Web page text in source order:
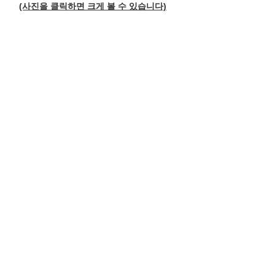
(사진을 클릭하면 크게 볼 수 있습니다)